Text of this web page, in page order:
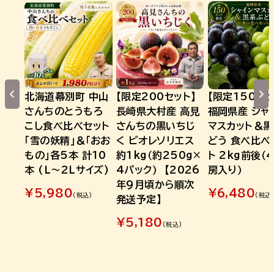
北海道幕別町 中山
さんちのとうもろ
こし食べ比べセット
「雪の妖精」＆「おお
もの」各5本 計10
本 (L～2Lサイズ)
¥ 5,980 (税込)
【限定200セット】
長崎県大村産 高見
さんちの黒いちじ
く ビオレソリエス
約1kg（約250g×
4パック） 【2026
年9月頃から順次
発送予定】
¥5,180 (税込)
【限定150セッ
福岡県産 シャ
マスカット＆
どう 食べ比べ
ト 2kg前後（
房入り）
¥6,480 (税込